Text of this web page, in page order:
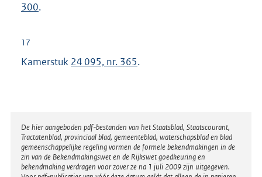
300.
17
Kamerstuk 24 095, nr. 365.
Disclaimer
De hier aangeboden pdf-bestanden van het Staatsblad, Staatscourant,
Tractatenblad, provinciaal blad, gemeenteblad, waterschapsblad en blad
gemeenschappelijke regeling vormen de formele bekendmakingen in de
zin van de Bekendmakingswet en de Rijkswet goedkeuring en
bekendmaking verdragen voor zover ze na 1 juli 2009 zijn uitgegeven.